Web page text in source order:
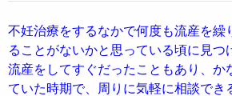
不妊治療をするなかで何度も流産を繰
ることがないかと思っている頃に見つ
流産をしてすぐだったこともあり、か
ていた時期で、周りに気軽に相談でき